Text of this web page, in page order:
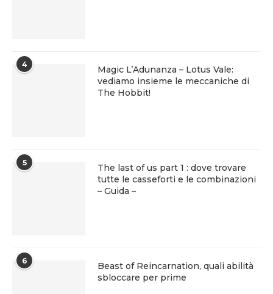
4
Magic L’Adunanza – Lotus Vale:
vediamo insieme le meccaniche di
The Hobbit!
5
The last of us part 1 : dove trovare
tutte le casseforti e le combinazioni
– Guida –
6
Beast of Reincarnation, quali abilità
sbloccare per prime